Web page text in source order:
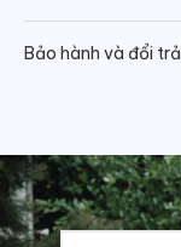
Bảo hành và đổi trả